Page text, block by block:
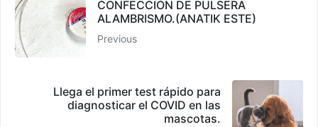
CONFECCIÓN DE PULSERA
ALAMBRISMO.(ANATIK ESTE)
Previous
Llega el primer test rápido para
diagnosticar el COVID en las
mascotas.